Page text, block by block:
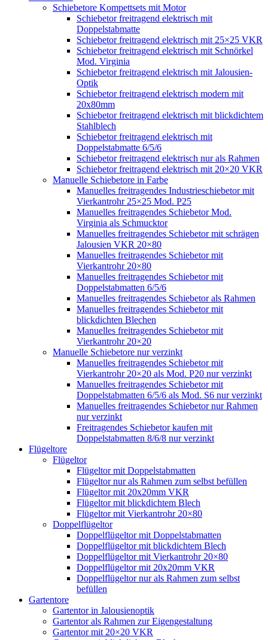
Schiebetore Kompettsets mit Motor
Schiebetor freitragend elektrisch mit
Doppelstabmatte
Schiebetor freitragend elektrisch mit 25×25 VKR
Schiebetor freitragend elektrisch mit Schnörkel
Mod. Virginia
Schiebetor freitragend elektrisch mit Jalousien-
Optik
Schiebetor freitragend elektrisch modern mit
20x80mm
Schiebetor freitragend elektrisch mit blickdichtem
Stahlblech
Schiebetor freitragend elektrisch mit
Doppelstabmatte 6/5/6
Schiebetor freitragend elektrisch nur als Rahmen
Schiebetor freitragend elektrisch mit 20×20 VKR
Manuelle Schiebetore in Farbe
Manuelles freitragendes Industrieschiebetor mit
Vierkantrohr 25×25 Mod. P25
Manuelles freitragendes Schiebetor Mod.
Virginia als Schmucktor
Manuelles freitragendes Schiebetor mit schrägen
Jalousien VKR 20×80
Manuelles freitragendes Schiebetor mit
Vierkantrohr 20×80
Manuelles freitragendes Schiebetor mit
Doppelstabmatten 6/5/6
Manuelles freitragendes Schiebetor als Rahmen
Manuelles freitragendes Schiebetor mit
blickdichten Blechen
Manuelles freitragendes Schiebetor mit
Vierkantrohr 20×20
Manuelle Schiebetore nur verzinkt
Manuelles freitragendes Schiebetor mit
Vierkantrohr 20×20 als Mod. P20 nur verzinkt
Manuelles freitragendes Schiebetor mit
Doppelstabmatten 6/5/6 als Mod. S6 nur verzinkt
Manuelles freitragendes Schiebetor nur Rahmen
nur verzinkt
Freitragendes Schiebetor kaufen mit
Doppelstabmatten 8/6/8 nur verzinkt
Flügeltore
Flügeltor
Flügeltor mit Doppelstabmatten
Flügeltor nur als Rahmen zum selbst befüllen
Flügeltor mit 20x20mm VKR
Flügeltor mit blickdichtem Blech
Flügeltor mit Vierkantrohr 20×80
Doppelflügeltor
Doppelflügeltor mit Doppelstabmatten
Doppelflügeltor mit blickdichtem Blech
Doppelflügeltor mit Vierkantrohr 20×80
Doppelflügeltor mit 20x20mm VKR
Doppelflügeltor nur als Rahmen zum selbst
befüllen
Gartentore
Gartentor in Jalousienoptik
Gartentor als Rahmen zur Eigengestaltung
Gartentor mit 20×20 VKR